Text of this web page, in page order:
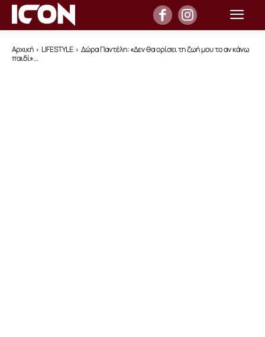
Αρχική LIFESTYLE
Δώρα Παντέλη: «Δεν θα ορίσει τη ζωή μου το αν κάνω
παιδί»...